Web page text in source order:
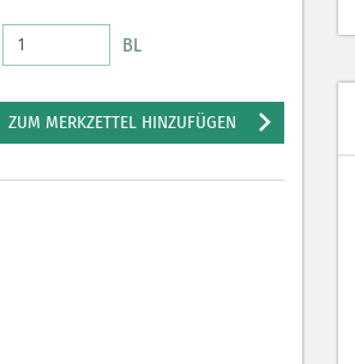
BL
ZUM MERKZETTEL HINZUFÜGEN